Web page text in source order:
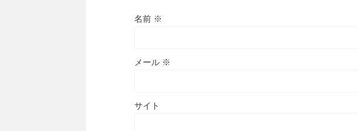
名前 ※
メール ※
サイト